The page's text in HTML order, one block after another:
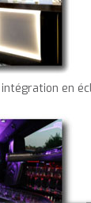
en